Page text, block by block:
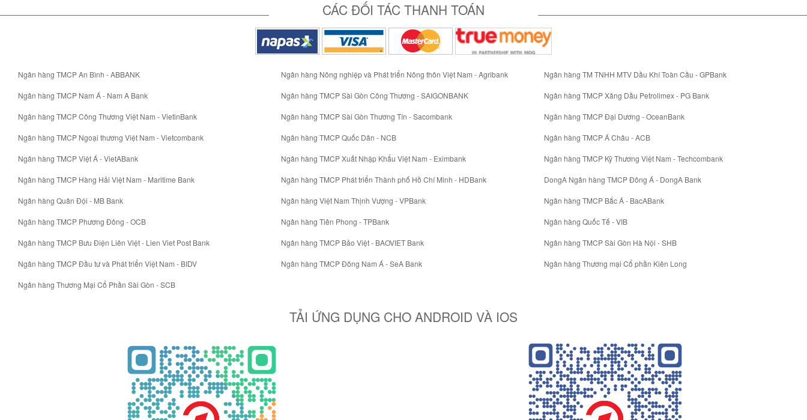
CÁC ĐỐI TÁC THANH TOÁN
Ngân hàng TMCP An Bình - ABBANK
Ngân hàng TMCP Nam Á - Nam A Bank
Ngân hàng TMCP Công Thương Việt Nam - VietinBank
Ngân hàng TMCP Ngoại thương Việt Nam - Vietcombank
Ngân hàng TMCP Việt Á - VietABank
Ngân hàng TMCP Hàng Hải Việt Nam - Maritime Bank
Ngân hàng Quân Đội - MB Bank
Ngân hàng TMCP Phương Đông - OCB
Ngân hàng TMCP Bưu Điện Liên Việt - Lien Viet Post Bank
Ngân hàng TMCP Đầu tư và Phát triển Việt Nam - BIDV
Ngân hàng Thương Mại Cổ Phần Sài Gòn - SCB
Ngân hàng Nông nghiệp và Phát triển Nông thôn Việt Nam - Agribank
Ngân hàng TMCP Sài Gòn Công Thương - SAIGONBANK
Ngân hàng TMCP Sài Gòn Thương Tín - Sacombank
Ngân hàng TMCP Quốc Dân - NCB
Ngân hàng TMCP Xuất Nhập Khẩu Việt Nam - Eximbank
Ngân hàng TMCP Phát triển Thành phố Hồ Chí Minh - HDBank
Ngân hàng Việt Nam Thịnh Vượng - VPBank
Ngân hàng Tiên Phong - TPBank
Ngân hàng TMCP Bảo Việt - BAOVIET Bank
Ngân hàng TMCP Đông Nam Á - SeA Bank
Ngân hàng TM TNHH MTV Dầu Khí Toàn Cầu - GPBank
Ngân hàng TMCP Xăng Dầu Petrolimex - PG Bank
Ngân hàng TMCP Đại Dương - OceanBank
Ngân hàng TMCP Á Châu - ACB
Ngân hàng TMCP Kỹ Thương Việt Nam - Techcombank
DongA Ngân hàng TMCP Đông Á - DongA Bank
Ngân hàng TMCP Bắc Á - BacABank
Ngân hàng Quốc Tế - VIB
Ngân hàng TMCP Sài Gòn Hà Nội - SHB
Ngân hàng Thương mại Cổ phần Kiên Long
TẢI ỨNG DỤNG CHO ANDROID VÀ IOS